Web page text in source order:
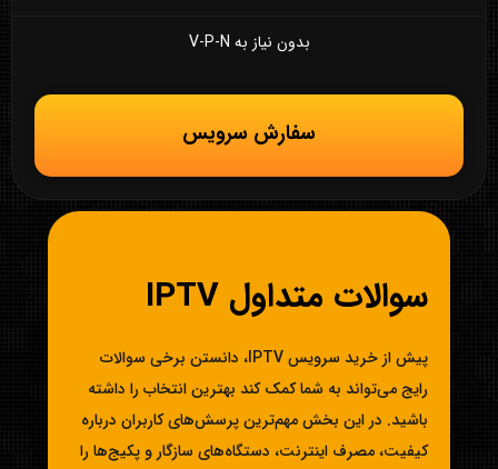
بدون نیاز به V-P-N
سفارش سرویس
سوالات متداول IPTV
پیش از خرید سرویس IPTV، دانستن برخی سوالات
رایج می‌تواند به شما کمک کند بهترین انتخاب را داشته
باشید. در این بخش مهم‌ترین پرسش‌های کاربران درباره
کیفیت، مصرف اینترنت، دستگاه‌های سازگار و پکیج‌ها را